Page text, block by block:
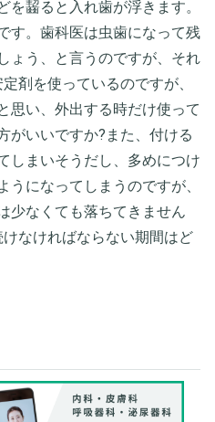
齧ると入れ歯が浮きます。
す。歯科医は虫歯になって残
ょう、と言うのですが、それ
剤を使っているのですが、
思い、外出する時だけ使って
がいいですか?また、付ける
しまいそうだし、多めにつけ
うになってしまうのですが、
少なくても落ちてきません
なければならない期間はど